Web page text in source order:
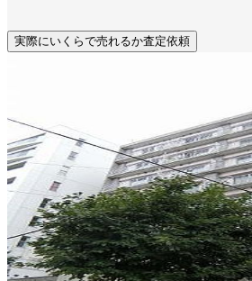
実際にいくらで売れるか査定依頼